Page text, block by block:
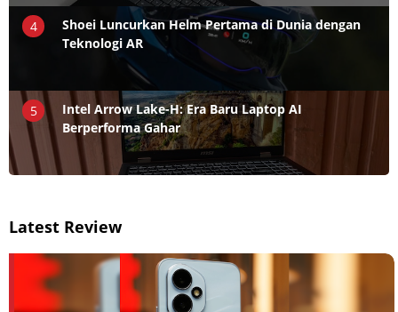
4
Shoei Luncurkan Helm Pertama di Dunia dengan
Teknologi AR
5
Intel Arrow Lake-H: Era Baru Laptop AI
Berperforma Gahar
Latest Review